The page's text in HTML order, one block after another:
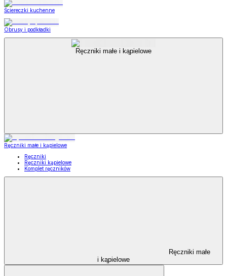
Ściereczki kuchenne
Obrusy i podkładki
Ręczniki małe i kąpielowe
Ręczniki małe i kąpielowe
Ręczniki
Ręczniki kąpielowe
Komplet ręczników
Ręczniki małe
i kąpielowe